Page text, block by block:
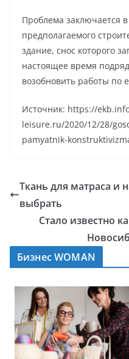
Проблема заключается
предполагаемого
здание, снос которого
настоящее время
возобновить работы по
Источник: https://
leisure.ru/2020/12/28/
pamyatnik-
Ткань для матраса и
выбрать
Стало известно
Бизнес WOMAN